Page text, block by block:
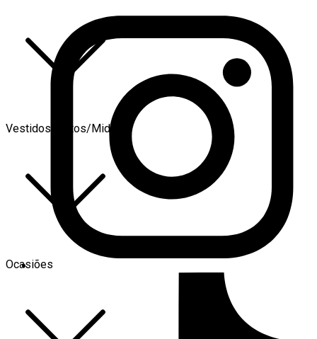
Vestidos Curtos/Midi
Ocasiões